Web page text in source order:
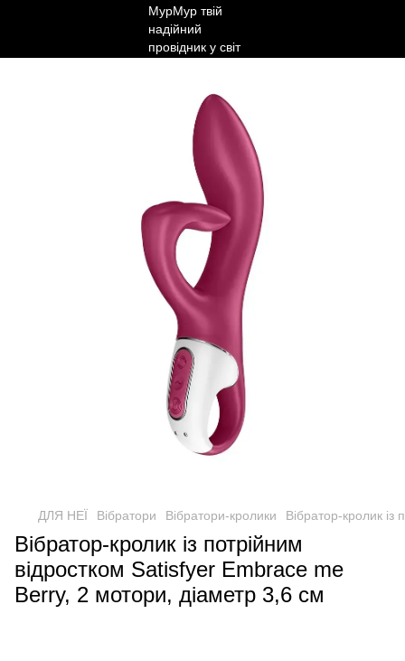
ДЛЯ НЕЇ Вібратори Вібратори-кролики Вібратор-кролик
Вібратор-кролик із потрійним
відростком Satisfyer Embrace me
Berry, 2 мотори, діаметр 3,6 см